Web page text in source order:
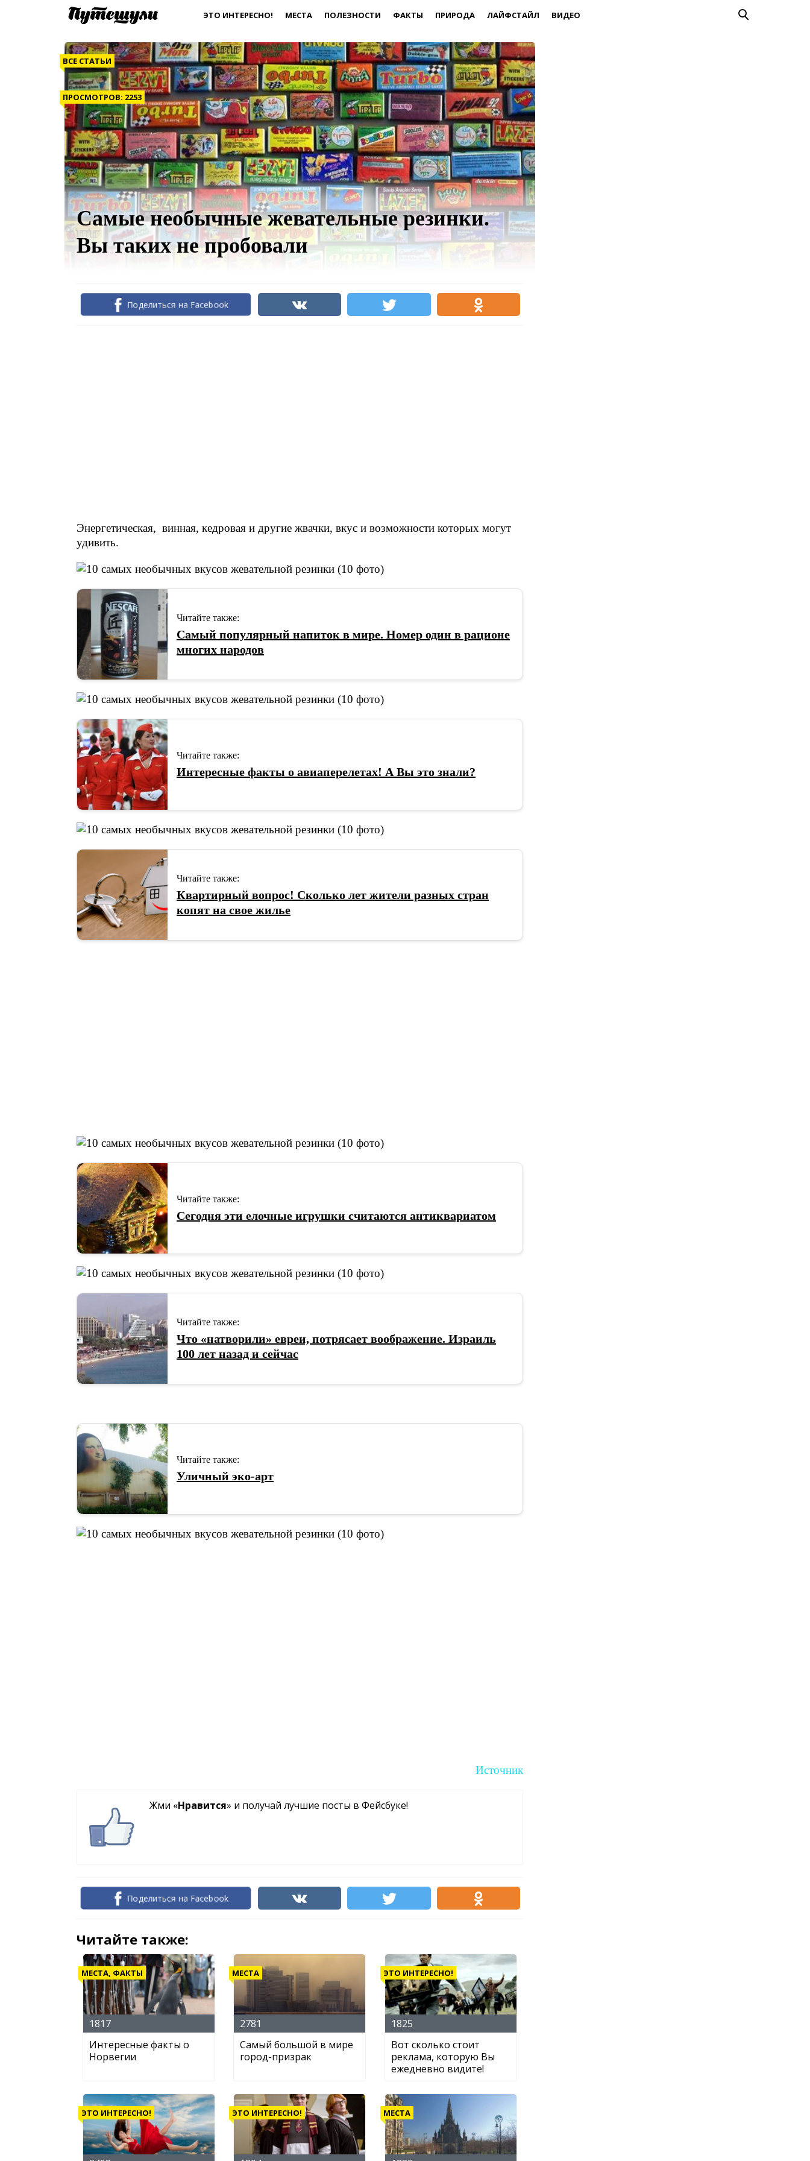
ЭТО ИНТЕРЕСНО! МЕСТА ПОЛЕЗНОСТИ ФАКТЫ ПРИРОДА ЛАЙФСТАЙЛ ВИДЕО
ВСЕ СТАТЬИ
ПРОСМОТРОВ: 2253
Самые необычные жевательные резинки.
Вы таких не пробовали
Поделиться на Facebook
Энергетическая, винная, кедровая и другие жвачки, вкус и возможности которых могут
удивить.
Читайте также:
Самый популярный напиток в мире. Номер один в рационе
многих народов
Читайте также:
Интересные факты о авиаперелетах! А Вы это знали?
Читайте также:
Квартирный вопрос! Сколько лет жители разных стран
копят на свое жилье
Читайте также:
Сегодня эти елочные игрушки считаются антиквариатом
Читайте также:
Что «натворили» евреи, потрясает воображение. Израиль
100 лет назад и сейчас
Читайте также:
Уличный эко-арт
Источник
Жми «Нравится» и получай лучшие посты в Фейсбуке!
Поделиться на Facebook
Читайте также:
МЕСТА, ФАКТЫ
1817
Интересные факты о
Норвегии
МЕСТА
2781
Самый большой в мире
город-призрак
ЭТО ИНТЕРЕСНО!
1825
Вот сколько стоит
реклама, которую Вы
ежедневно видите!
ЭТО ИНТЕРЕСНО! ЭТО ИНТЕРЕСНО! МЕСТА